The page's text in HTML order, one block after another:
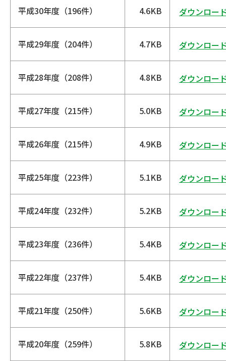
平成30年度（196件） 4.6KB ダウンロー
平成29年度（204件） 4.7KB ダウンロー
平成28年度（208件） 4.8KB ダウンロー
平成27年度（215件） 5.0KB ダウンロー
平成26年度（215件） 4.9KB ダウンロー
平成25年度（223件） 5.1KB ダウンロー
平成24年度（232件） 5.2KB ダウンロー
平成23年度（236件） 5.4KB ダウンロー
平成22年度（237件） 5.4KB ダウンロー
平成21年度（250件） 5.6KB ダウンロー
平成20年度（259件） 5.8KB ダウンロー